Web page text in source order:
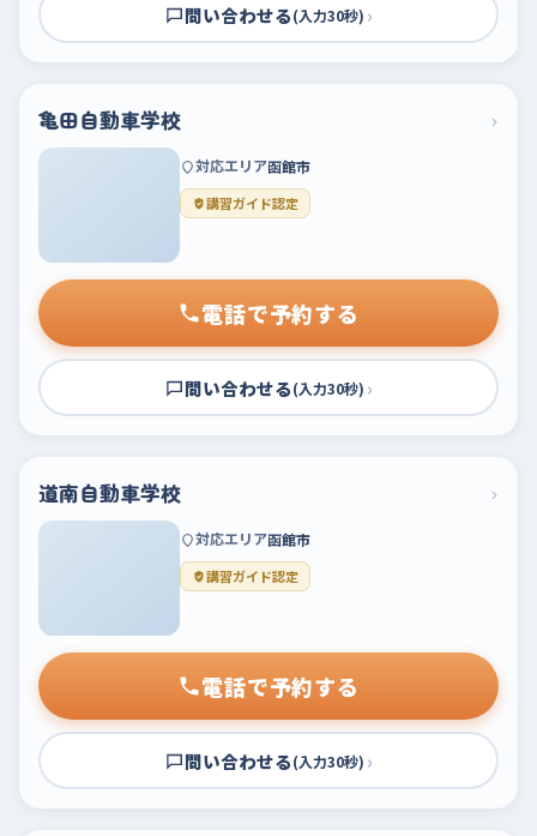
問い合わせる(入力30秒) ›
亀田自動車学校 ›
対応エリア函館市
講習ガイド認定
電話で予約する
問い合わせる(入力30秒) ›
道南自動車学校 ›
対応エリア函館市
講習ガイド認定
電話で予約する
問い合わせる(入力30秒) ›